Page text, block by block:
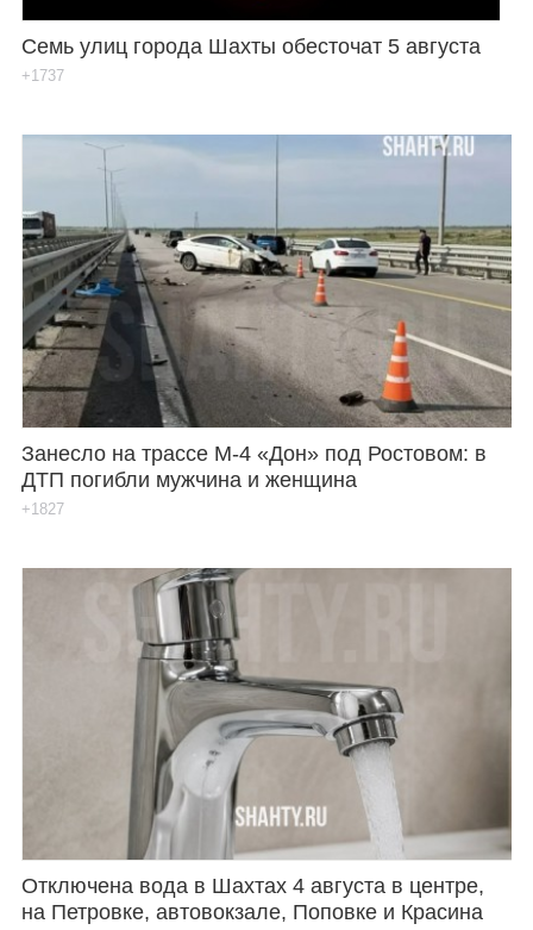
Семь улиц города Шахты обесточат 5 августа
+1737
Занесло на трассе М-4 «Дон» под Ростовом: в
ДТП погибли мужчина и женщина
+1827
Отключена вода в Шахтах 4 августа в центре,
на Петровке, автовокзале, Поповке и Красина